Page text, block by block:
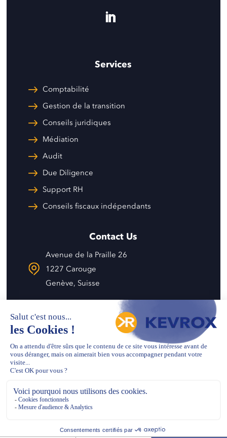
Services
Comptabilité
Gestion de la transition
Conseils juridiques
Médiation
Audit
Due Diligence
Support RH
Conseils fiscaux indépendants
Contact Us
Avenue de la Praille 26
1227 Carouge
Genève, Suisse
+41 22 343 57 58
© 2026 - Designed and developed by
Français
Politique de confidentialité